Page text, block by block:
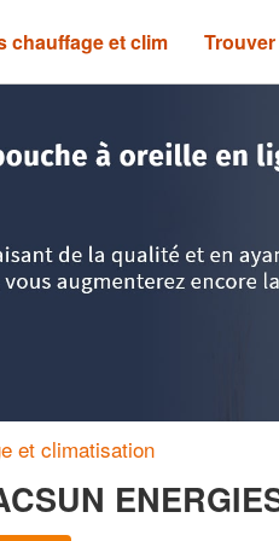
chauffage et clim
et climatisation